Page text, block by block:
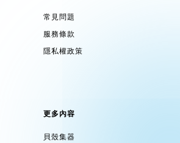
常見問題
服務條款
隱私權政策
更多內容
貝殼集器